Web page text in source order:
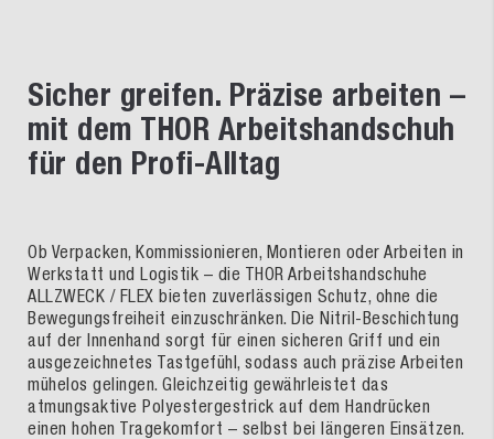
Sicher greifen. Präzise arbeiten –
mit dem THOR Arbeitshandschuh
für den Profi-Alltag
Ob Verpacken, Kommissionieren, Montieren oder Arbeiten in
Werkstatt und Logistik – die THOR Arbeitshandschuhe
ALLZWECK / FLEX bieten zuverlässigen Schutz, ohne die
Bewegungsfreiheit einzuschränken. Die Nitril-Beschichtung
auf der Innenhand sorgt für einen sicheren Griff und ein
ausgezeichnetes Tastgefühl, sodass auch präzise Arbeiten
mühelos gelingen. Gleichzeitig gewährleistet das
atmungsaktive Polyestergestrick auf dem Handrücken
einen hohen Tragekomfort – selbst bei längeren Einsätzen.